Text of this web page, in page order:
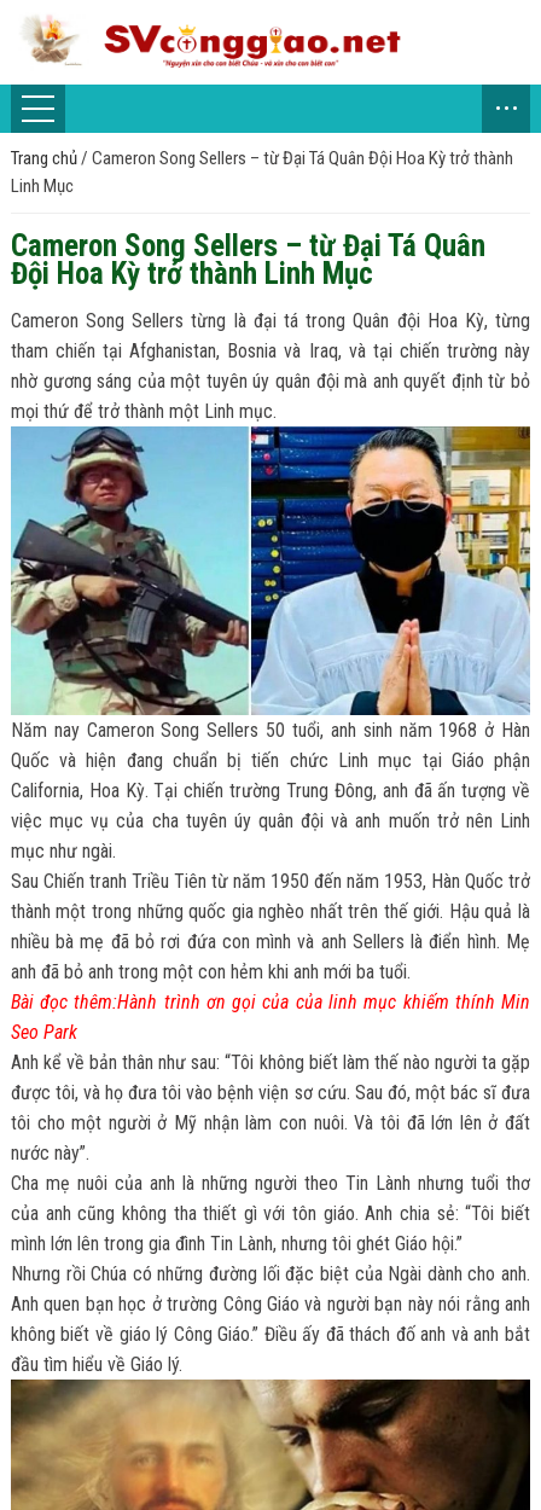
...
Trang chủ/ Cameron Song Sellers – từ Đại Tá Quân Đội Hoa Kỳ trở thành
Linh Mục
Cameron Song Sellers – từ Đại Tá Quân
Đội Hoa Kỳ trở thành Linh Mục
Cameron Song Sellers từng là đại tá trong Quân đội Hoa Kỳ, từng
tham chiến tại Afghanistan, Bosnia và Iraq, và tại chiến trường này
nhờ gương sáng của một tuyên úy quân đội mà anh quyết định từ bỏ
mọi thứ để trở thành một Linh mục.
Năm nay Cameron Song Sellers 50 tuổi, anh sinh năm 1968 ở Hàn
Quốc và hiện đang chuẩn bị tiến chức Linh mục tại Giáo phận
California, Hoa Kỳ. Tại chiến trường Trung Đông, anh đã ấn tượng về
việc mục vụ của cha tuyên úy quân đội và anh muốn trở nên Linh
mục như ngài.
Sau Chiến tranh Triều Tiên từ năm 1950 đến năm 1953, Hàn Quốc trở
thành một trong những quốc gia nghèo nhất trên thế giới. Hậu quả là
nhiều bà mẹ đã bỏ rơi đứa con mình và anh Sellers là điển hình. Mẹ
anh đã bỏ anh trong một con hẻm khi anh mới ba tuổi.
Bài đọc thêm:Hành trình ơn gọi của của linh mục khiếm thính Min
Seo Park
Anh kể về bản thân như sau: “Tôi không biết làm thế nào người ta gặp
được tôi, và họ đưa tôi vào bệnh viện sơ cứu. Sau đó, một bác sĩ đưa
tôi cho một người ở Mỹ nhận làm con nuôi. Và tôi đã lớn lên ở đất
nước này”.
Cha mẹ nuôi của anh là những người theo Tin Lành nhưng tuổi thơ
của anh cũng không tha thiết gì với tôn giáo. Anh chia sẻ: “Tôi biết
mình lớn lên trong gia đình Tin Lành, nhưng tôi ghét Giáo hội.”
Nhưng rồi Chúa có những đường lối đặc biệt của Ngài dành cho anh.
Anh quen bạn học ở trường Công Giáo và người bạn này nói rằng anh
không biết về giáo lý Công Giáo.” Điều ấy đã thách đố anh và anh bắt
đầu tìm hiểu về Giáo lý.